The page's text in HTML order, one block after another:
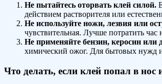
Не пытайтесь оторвать клей силой.
действием растворителя или
Не используйте ножи, лезвия или
чувствительная. Лучше потратить
Не применяйте бензин, керосин или
химический ожог. Для бытовых нужд
Что делать, если клей попал в нос